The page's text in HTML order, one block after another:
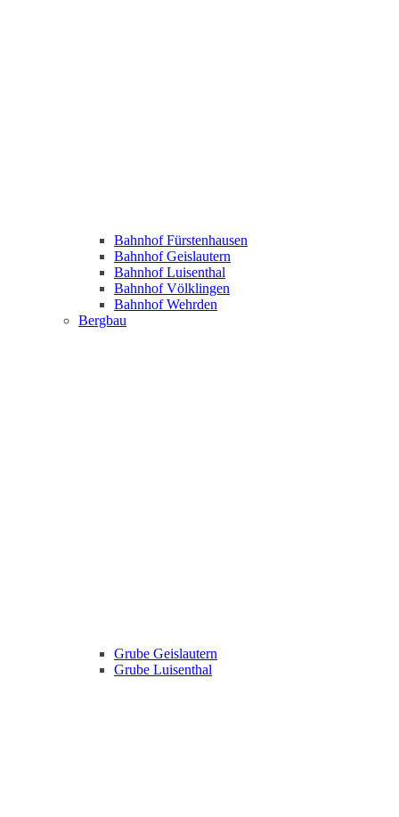
Bahnhof Fürstenhausen
Bahnhof Geislautern
Bahnhof Luisenthal
Bahnhof Völklingen
Bahnhof Wehrden
Bergbau
Grube Geislautern
Grube Luisenthal